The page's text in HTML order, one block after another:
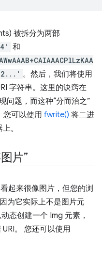
被拆分为两部
和
。然后，我们将使用
字符串。这里的诀窍在
问题，而这种“分而治之”
您可以使用 fwrite() 将二进
。
片”
起来很像图片，但您的浏
为它实际上不是图片元
态创建一个 Img 元素，
。 您还可以使用